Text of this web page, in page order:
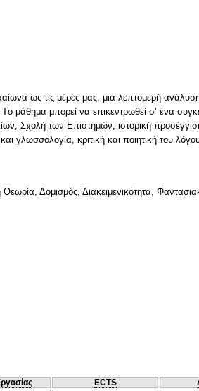
ως τις μέρες μας, μια λεπτομερή
μάθημα μπορεί να επικεντρωθεί σ’ ένα
Σχολή των Επιστημών, ιστορική προσέγγιση
γλωσσολογία, κριτική και ποιητική του
Δομισμός, Διακειμενικότητα,
ECTS